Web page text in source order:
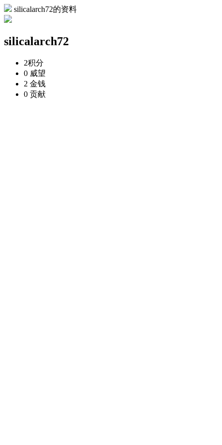
silicalarch72的资料
silicalarch72
2积分
0 威望
2 金钱
0 贡献